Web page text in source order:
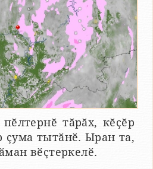
тӑрӑх, кӗҫӗр
ҫума тытӑнӗ. Ыран та,
вӗҫтеркелӗ.